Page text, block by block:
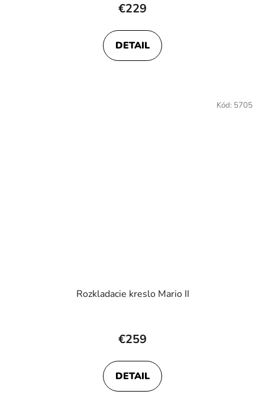
€229
DETAIL
Rozkladacie kreslo Mario II
€259
DETAIL
Kód: 5705